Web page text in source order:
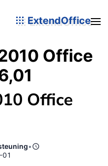
ExtendOffice
Office
Office
•